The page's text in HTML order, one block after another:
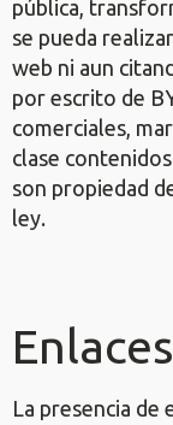
pública,
se pueda
web ni aun
por escrito de
comerciales,
clase
son propiedad
ley.
La presencia de